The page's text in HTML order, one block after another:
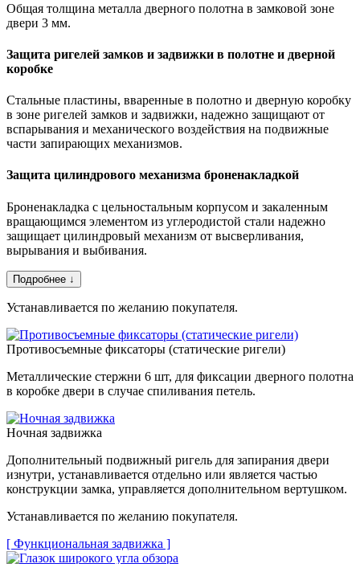
Общая толщина металла дверного полотна в замковой зоне
двери 3 мм.
Защита ригелей замков и задвижки в полотне и дверной
коробке
Стальные пластины, вваренные в полотно и дверную коробку
в зоне ригелей замков и задвижки, надежно защищают от
вспарывания и механического воздействия на подвижные
части запирающих механизмов.
Защита цилиндрового механизма броненакладкой
Броненакладка с цельностальным корпусом и закаленным
вращающимся элементом из углеродистой стали надежно
защищает цилиндровый механизм от высверливания,
вырывания и выбивания.
Подробнее ↓
Устанавливается по желанию покупателя.
Противосъемные фиксаторы (статические ригели)
Металлические стержни 6 шт, для фиксации дверного полотна
в коробке двери в случае спиливания петель.
Ночная задвижка
Дополнительный подвижный ригель для запирания двери
изнутри, устанавливается отдельно или является частью
конструкции замка, управляется дополнительном вертушком.
Устанавливается по желанию покупателя.
[ Функциональная задвижка ]